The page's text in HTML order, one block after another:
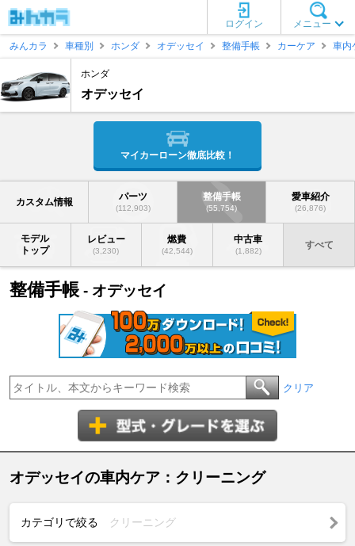
メニュー
ログイン
みんカラ
車種別 ホンダ オデッセイ 整備手帳 カーケア 車内
ホンダ
オデッセイ
マイカーローン徹底比較！
カスタム情報 パーツ
(112,903)
整備手帳
(55,754)
愛車紹介
(26,876)
モデル
トップ
レビュー
(3,230)
燃費
(42,544)
中古車
(1,882)
すべて
整備手帳 - オデッセイ
クリア
オデッセイの車内ケア：クリーニング
カテゴリで絞る クリーニング